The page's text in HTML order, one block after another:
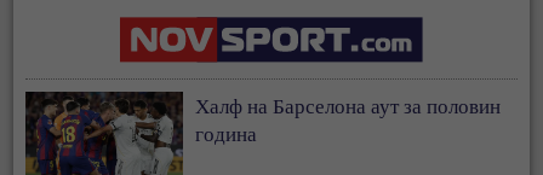
Халф на Барселона аут за половин
година